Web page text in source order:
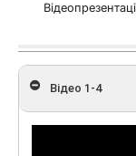
Відео 1-4